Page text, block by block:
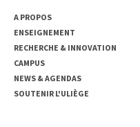
A PROPOS
ENSEIGNEMENT
RECHERCHE & INNOVATION
CAMPUS
NEWS & AGENDAS
SOUTENIR L'ULIÈGE